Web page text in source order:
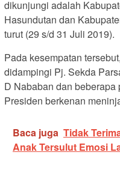
dikunjungi adalah
Hasundutan dan
turut (29 s/d 31 Juli 2019).
Pada kesempatan
didampingi Pj. Sekda
D Nababan dan
Presiden berkenan
Baca juga Tidak
Anak Tersulut Emosi